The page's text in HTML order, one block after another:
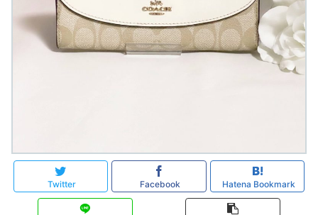
Twitter Facebook Hatena Bookmark